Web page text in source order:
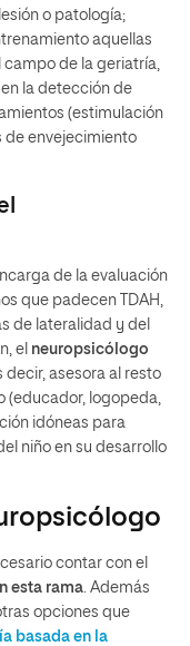
o patología;
aquellas
de la geriatría,
la detección de
(estimulación
de envejecimiento
de la evaluación
que padecen TDAH,
de lateralidad y del
el neuropsicólogo
asesora al resto
(educador, logopeda,
idóneas para
niño en su desarrollo
contar con el
esta rama . Además
opciones que
basada en la